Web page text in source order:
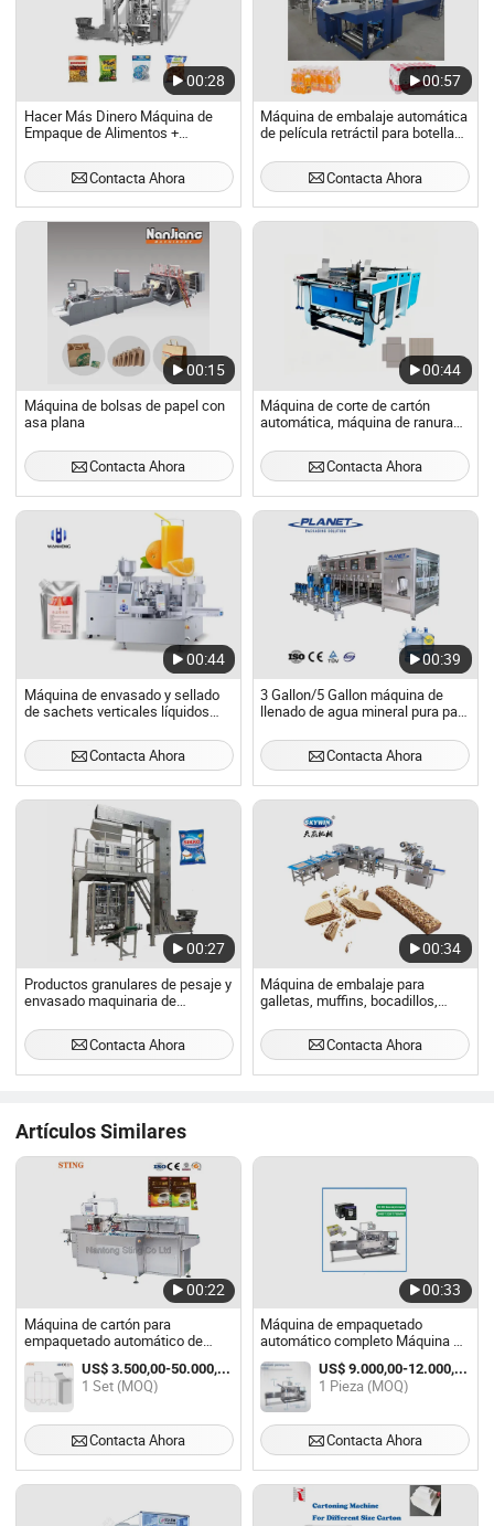
00:28
Hacer Más Dinero Máquina de
Empaque de Alimentos +
Etiquetado de Alimentos + Papel
de Empaque de Alimentos
Contacta Ahora
00:57
Máquina de embalaje automática
de película retráctil para botellas
Contacta Ahora
00:15
Máquina de bolsas de papel con
asa plana
Contacta Ahora
00:44
Máquina de corte de cartón
automática, máquina de ranurado
Contacta Ahora
00:44
Máquina de envasado y sellado
de sachets verticales líquidos
alimentos, agua, polvo, bolsa de
té
Contacta Ahora
00:39
3 Gallon/5 Gallon máquina de
llenado de agua mineral pura para
máquina de llenado de agua
lineal TipoContacta Ahora
00:27
Productos granulares de pesaje y
envasado maquinaria de
Contacta Ahora
00:34
Máquina de embalaje para
galletas, muffins, bocadillos,
Contacta Ahora
Artículos Similares
00:22
Máquina de cartón para
empaquetado automático de
pequeñas cajas de alimentos y
café
US$ 3.500,00-50.000,00 / Set
1 Set (MOQ)
Contacta Ahora
00:33
Máquina de empaquetado
automático completo Máquina de
sellado de cajas de cartón
US$ 9.000,00-12.000,00 / Pieza
1 Pieza (MOQ)
Contacta Ahora